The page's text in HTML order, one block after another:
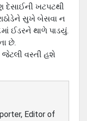
દેસાઈની ખટપટથી
સુખે બેસવા ન
ઈડરને થાળે પાડયું.
છે.
જેટલી વસ્તી હશે
Editor of